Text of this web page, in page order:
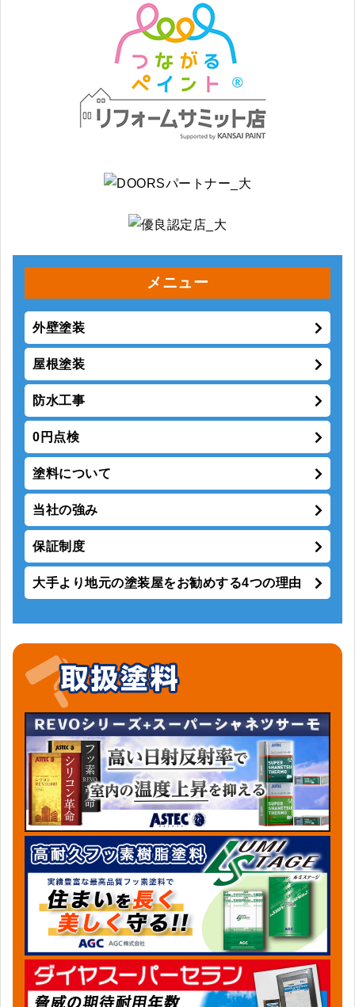
メニュー
外壁塗装
屋根塗装
防水工事
0円点検
塗料について
当社の強み
保証制度
大手より地元の塗装屋をお勧めする4つの理由